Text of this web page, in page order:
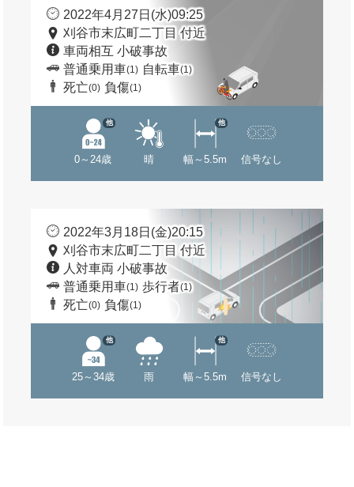
2022年4月27日(水)09:25
刈谷市末広町二丁目 付近
車両相互 小破事故
普通乗用車(1) 自転車(1)
死亡(0) 負傷(1)
0～24歳
他
晴 幅～5.5m
他
信号なし
2022年3月18日(金)20:15
刈谷市末広町二丁目 付近
人対車両 小破事故
普通乗用車(1) 歩行者(1)
死亡(0) 負傷(1)
25～34歳
他
雨 幅～5.5m
他
信号なし